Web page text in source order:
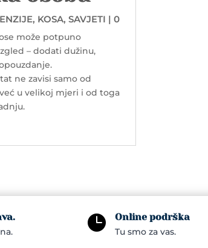
, KOSA, SAVJETI | 0
može potpuno
– dodati dužinu,
ne zavisi samo od
u velikoj mjeri i od toga
 Online podrška
Tu smo za vas.